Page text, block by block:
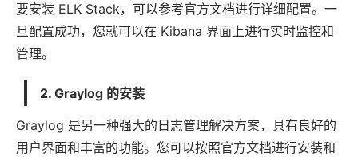
要安装 ELK Stack，可以参考官方文档进行详细配置。一
旦配置成功，您就可以在 Kibana 界面上进行实时监控和
管理。
2. Graylog 的安装
Graylog 是另一种强大的日志管理解决方案，具有良好的
用户界面和丰富的功能。您可以按照官方文档进行安装和